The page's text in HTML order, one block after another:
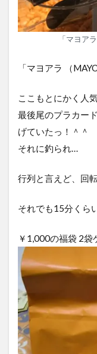
「マヨア
「マヨアラ （
ここもとにかく人
最後尾のプラカー
げていたっ！＾＾
それに釣られ…
行列と言えど、回
それでも15分くら
￥1,000の福袋 2袋